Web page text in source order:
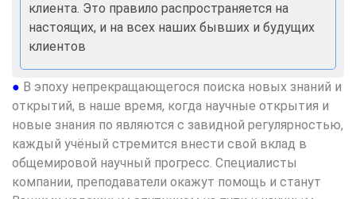
клиента. Это правило распространяется на
настоящих, и на всех наших бывших и будущих
клиентов
● В эпоху непрекращающегося поиска новых знаний и
открытий, в наше время, когда научные открытия и
новые знания по являются с завидной регулярностью,
каждый учёный стремится внести свой вклад в
общемировой научный прогресс. Специалисты
компании, преподаватели окажут помощь и станут